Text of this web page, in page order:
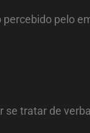
pelo
tratar de